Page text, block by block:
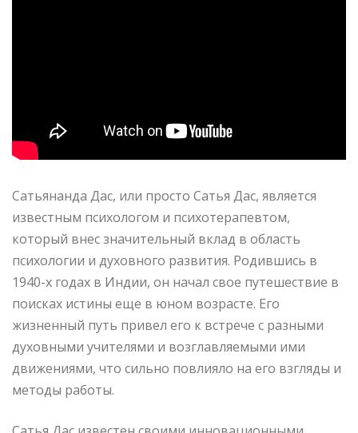
Сатьянанда Дас, или просто Сатья Дас, является
известным психологом и психотерапевтом,
который внес значительный вклад в область
психологии и духовного развития. Родившись в
1940-х годах в Индии, он начал свое путешествие в
поисках истины еще в юном возрасте. Его
жизненный путь привел его к встрече с разными
духовными учителями и возглавляемыми ими
движениями, что сильно повлияло на его взгляды и
методы работы.